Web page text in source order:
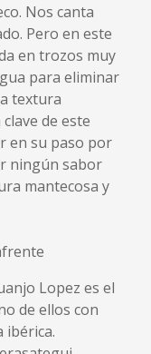
Nos canta
Pero en este
en trozos muy
para eliminar
textura
de este
en su paso por
ningún sabor
mantecosa y
Lopez es el
de ellos con
ibérica.